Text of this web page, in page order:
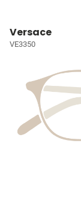
Versace
VE3350